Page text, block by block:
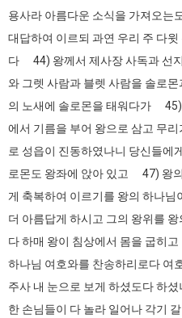
용사라 아름다운 소식을 가져오
대답하여 이르되 과연 우리 주 다
다 44) 왕께서 제사장 사독과 선
와 그렛 사람과 블렛 사람을 솔로
의 노새에 솔로몬을 태워다가 45)
에서 기름을 부어 왕으로 삼고 무
로 성읍이 진동하였나니 당신들
로몬도 왕좌에 앉아 있고 47) 왕
게 축복하여 이르기를 왕의 하나
더 아름답게 하시고 그의 왕위를
다 하매 왕이 침상에서 몸을 굽히
하나님 여호와를 찬송하리로다 여
주사 내 눈으로 보게 하셨도다 하
한 손님들이 다 놀라 일어나 각기